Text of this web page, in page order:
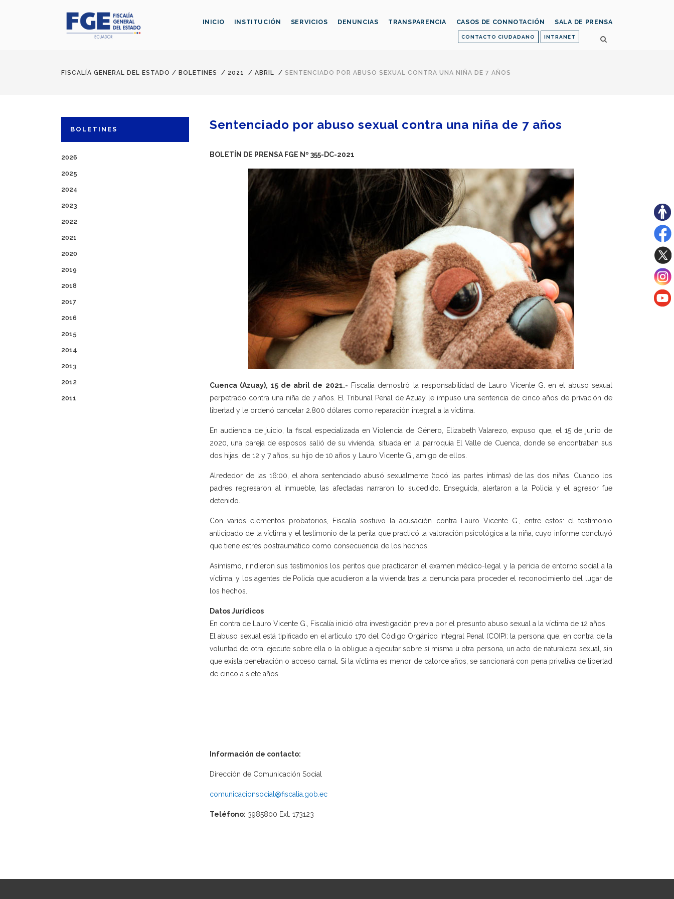
CONTACTO CIUDADANO INTRANET
INICIO INSTITUCIÓN SERVICIOS DENUNCIAS TRANSPARENCIA CASOS DE CONNOTACIÓN SALA DE PRENSA
FISCALÍA GENERAL DEL ESTADO / BOLETINES / 2021 / ABRIL / SENTENCIADO POR ABUSO SEXUAL CONTRA UNA NIÑA DE 7 AÑOS
BOLETINES
2026
2025
2024
2023
2022
2021
2020
2019
2018
2017
2016
2015
2014
2013
2012
2011
Sentenciado por abuso sexual contra una niña de 7 años
BOLETÍN DE PRENSA FGE Nº 355-DC-2021
Cuenca (Azuay), 15 de abril de 2021.- Fiscalía demostró la responsabilidad de Lauro Vicente G. en el abuso sexual
perpetrado contra una niña de 7 años. El Tribunal Penal de Azuay le impuso una sentencia de cinco años de privación de
libertad y le ordenó cancelar 2.800 dólares como reparación integral a la víctima.
En audiencia de juicio, la fiscal especializada en Violencia de Género, Elizabeth Valarezo, expuso que, el 15 de junio de
2020, una pareja de esposos salió de su vivienda, situada en la parroquia El Valle de Cuenca, donde se encontraban sus
dos hijas, de 12 y 7 años, su hijo de 10 años y Lauro Vicente G., amigo de ellos.
Alrededor de las 16:00, el ahora sentenciado abusó sexualmente (tocó las partes íntimas) de las dos niñas. Cuando los
padres regresaron al inmueble, las afectadas narraron lo sucedido. Enseguida, alertaron a la Policía y el agresor fue
detenido.
Con varios elementos probatorios, Fiscalía sostuvo la acusación contra Lauro Vicente G., entre estos: el testimonio
anticipado de la víctima y el testimonio de la perita que practicó la valoración psicológica a la niña, cuyo informe concluyó
que tiene estrés postraumático como consecuencia de los hechos.
Asimismo, rindieron sus testimonios los peritos que practicaron el examen médico-legal y la pericia de entorno social a la
víctima, y los agentes de Policía que acudieron a la vivienda tras la denuncia para proceder el reconocimiento del lugar de
los hechos.
Datos Jurídicos
En contra de Lauro Vicente G., Fiscalía inició otra investigación previa por el presunto abuso sexual a la víctima de 12 años.
El abuso sexual está tipificado en el artículo 170 del Código Orgánico Integral Penal (COIP): la persona que, en contra de la
voluntad de otra, ejecute sobre ella o la obligue a ejecutar sobre sí misma u otra persona, un acto de naturaleza sexual, sin
que exista penetración o acceso carnal. Si la víctima es menor de catorce años, se sancionará con pena privativa de libertad
de cinco a siete años.
Información de contacto:
Dirección de Comunicación Social
comunicacionsocial@fiscalia.gob.ec
Teléfono: 3985800 Ext. 173123